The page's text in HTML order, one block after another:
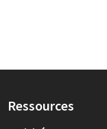
Ressources